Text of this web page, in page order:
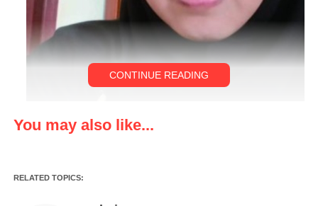
Cimarga sebagai Lembaga pendidikan formal menjadi salah satu
CONTINUE READING
You may also like...
RELATED TOPICS: